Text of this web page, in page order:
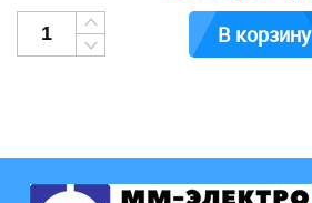
В корзину